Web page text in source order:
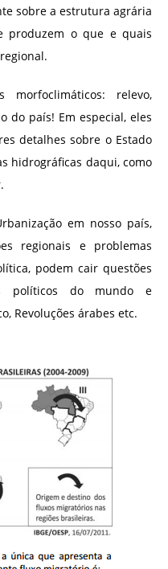
sobre a estrutura agrária
produzem o que e quais
relevo,
do país! Em especial, eles
detalhes sobre o Estado
hidrográficas daqui, como
em nosso país,
regionais e problemas
podem cair questões
políticos do mundo e
Revoluções árabes etc.